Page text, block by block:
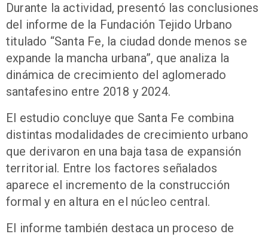
Durante la actividad, presentó las conclusiones
del informe de la Fundación Tejido Urbano
titulado “Santa Fe, la ciudad donde menos se
expande la mancha urbana”, que analiza la
dinámica de crecimiento del aglomerado
santafesino entre 2018 y 2024.
El estudio concluye que Santa Fe combina
distintas modalidades de crecimiento urbano
que derivaron en una baja tasa de expansión
territorial. Entre los factores señalados
aparece el incremento de la construcción
formal y en altura en el núcleo central.
El informe también destaca un proceso de